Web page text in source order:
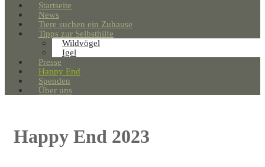
Startseite
News
Tiere suchen ein Zuhause
Tipps zur Selbsthilfe
Wildvögel
Igel
Presse
Happy End
Spenden
Über uns
Happy End 2023